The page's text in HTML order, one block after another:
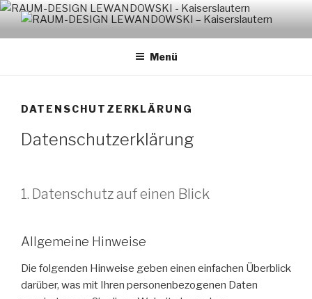
Zum
Inhalt
springenRAUM-DESIGN LEWANDOWSKI
– KAISERSLAUTERN
Menü
DATENSCHUTZERKLÄRUNG
Datenschutzerklärung
1. Datenschutz auf einen Blick
Allgemeine Hinweise
Die folgenden Hinweise geben einen einfachen Überblick
darüber, was mit Ihren personenbezogenen Daten